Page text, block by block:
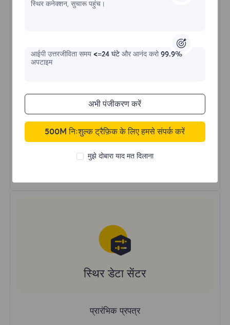
$?
उन्नत स्थिर IP
लंबा ऑनलाइन समय
अनंत बैंडविड्थ और सत्र
स्थिर डेटा सेंटर
प्रारंभिक प्रपत्र
स्थिर कनेक्शन, सुचारू पहुंच।
आईपी ​​उत्तरजीविता समय <=24 घंटे और आनंद करो 99.9%
अपटाइम
अभी पंजीकरण करें
500M निःशुल्क ट्रैफ़िक के लिए हमसे संपर्क करें
मुझे दोबारा याद मत दिलाना